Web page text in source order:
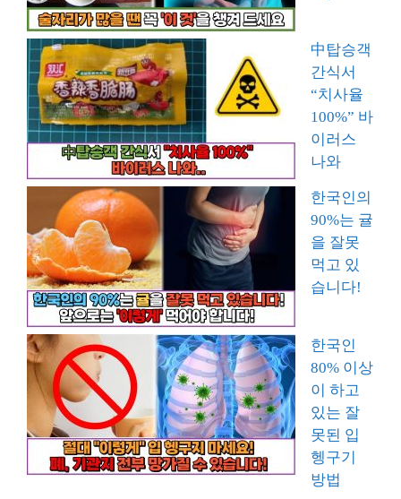
中탑승객
간식서
“치사율
100%” 바
이러스
나와
한국인의
90%는 귤
을 잘못
먹고 있
습니다!
한국인
80% 이상
이 하고
있는 잘
못된 입
헹구기
방법